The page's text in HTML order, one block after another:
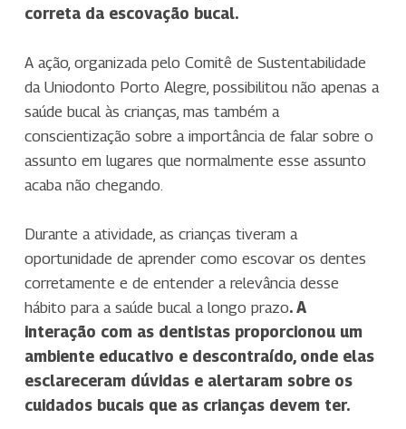
correta da escovação bucal.
A ação, organizada pelo Comitê de Sustentabilidade
da Uniodonto Porto Alegre, possibilitou não apenas a
saúde bucal às crianças, mas também a
conscientização sobre a importância de falar sobre o
assunto em lugares que normalmente esse assunto
acaba não chegando.
Durante a atividade, as crianças tiveram a
oportunidade de aprender como escovar os dentes
corretamente e de entender a relevância desse
hábito para a saúde bucal a longo prazo. A
interação com as dentistas proporcionou um
ambiente educativo e descontraído, onde elas
esclareceram dúvidas e alertaram sobre os
cuidados bucais que as crianças devem ter.